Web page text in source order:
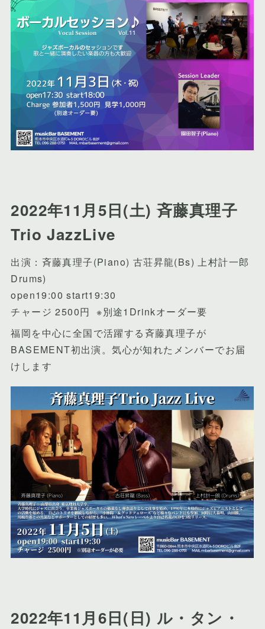
2022年11月5日(土) 斉藤真理子
Trio JazzLive
出演：斉藤真理子(Piano) 古荘昇龍(Bs) 上村計一郎
Drums)
open19:00 start19:30
チャージ 2500円 ※別途1Drinkオーダー要
福岡を中心に全国で活躍する斉藤真理子が
BASEMENT初出演。気心が知れたメンバーでお届
けします
2022年11月6日(日) ル・タン・